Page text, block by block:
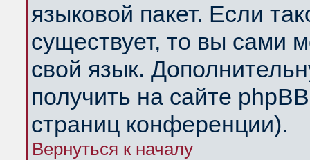
языковой пакет. Если
существует, то вы сами
свой язык.
получить на сайте
страниц конференции).
Вернуться к началу